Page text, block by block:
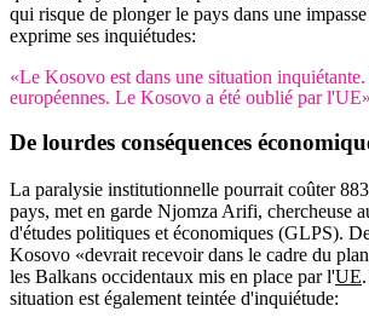
qui risque de plonger le pays dans une
exprime ses inquiétudes:
«Le Kosovo est dans une situation inquiétante.
européennes. Le Kosovo a été oublié par l'UE»
De lourdes conséquences
La paralysie institutionnelle pourrait coûter
pays, met en garde Njomza Arifi, chercheuse
d'études politiques et économiques (GLPS).
Kosovo «devrait recevoir dans le cadre du
les Balkans occidentaux mis en place par l'UE
situation est également teintée d'inquiétude: